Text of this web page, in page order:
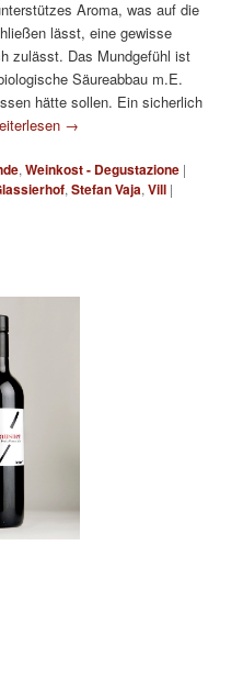
Aroma, was auf die
lässt, eine gewisse
zulässt. Das Mundgefühl ist
Säureabbau m.E.
hätte sollen. Ein sicherlich
→
,Weinkost - Degustazione |
,Stefan Vaja,Vill |